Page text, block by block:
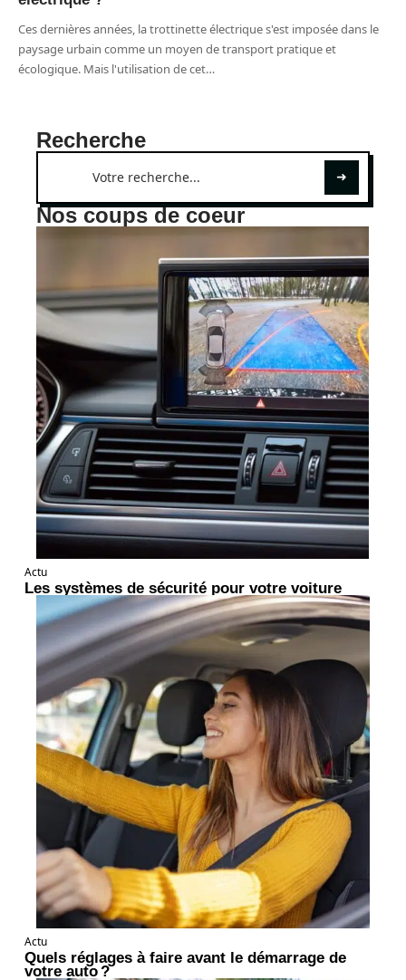
Ces dernières années, la trottinette électrique s'est imposée dans le
paysage urbain comme un moyen de transport pratique et
écologique. Mais l'utilisation de cet…
Recherche
Nos coups de coeur
Actu
Les systèmes de sécurité pour votre voiture
Actu
Quels réglages à faire avant le démarrage de
votre auto ?